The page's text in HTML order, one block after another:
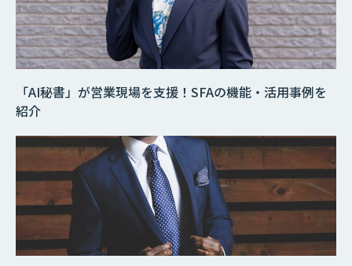
「AI秘書」が営業現場を支援！SFAの機能・活用事例を
紹介